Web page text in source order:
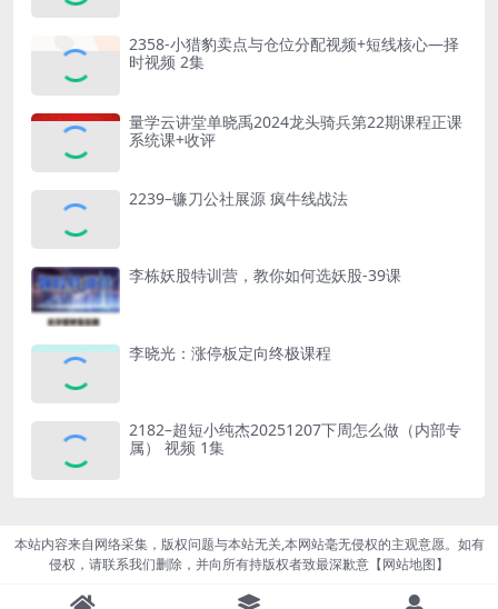
2358-小猎豹卖点与仓位分配视频+短线核心—择
时视频 2集
量学云讲堂单晓禹2024龙头骑兵第22期课程正课
系统课+收评
2239–镰刀公社展源 疯牛线战法
李栋妖股特训营，教你如何选妖股-39课
李晓光：涨停板定向终极课程
2182–超短小纯杰20251207下周怎么做（内部专
属） 视频 1集
本站内容来自网络采集，版权问题与本站无关,本网站毫无侵权的主观意愿。如有
侵权，请联系我们删除，并向所有持版权者致最深歉意【网站地图】